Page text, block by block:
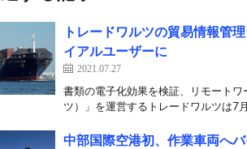
トレードワルツの貿易情報管
イアルユーザーに
2021.07.27
書類の電子化効果を検証、リモート
ツ）」を運営するトレードワルツは7
中部国際空港初、作業車両へ